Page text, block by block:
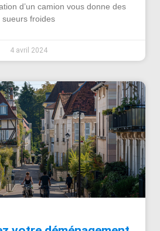
d’un camion vous donne des
sueurs froides
4 avril 2024